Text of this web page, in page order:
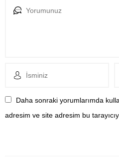
Daha sonraki yorumlarımda
adresim ve site adresim bu